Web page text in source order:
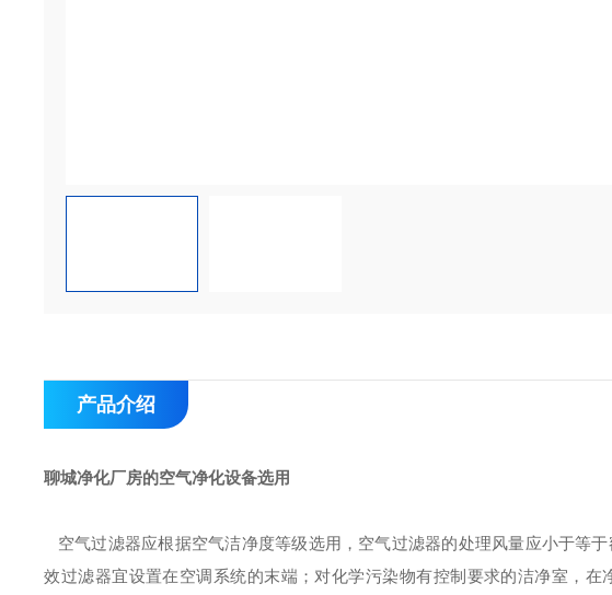
产品介绍
聊城净化厂房的空气净化设备选用
空气过滤器应根据空气洁净度等级选用，空气过滤器的处理风量应小于等
效过滤器宜设置在空调系统的末端；对化学污染物有控制要求的洁净室，